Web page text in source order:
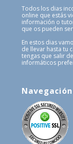
Todos los dias
online que estás
información o
que os pueden
En estos dias
de llevar hasta tu
tengas que salir
informáticos